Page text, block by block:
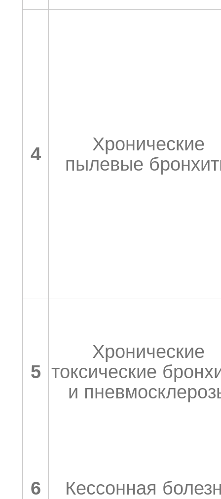
4
Хронические
пылевые
5
Хронические
токсические
и
6 Кессонная